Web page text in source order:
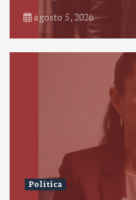
agosto 5, 2026
Política